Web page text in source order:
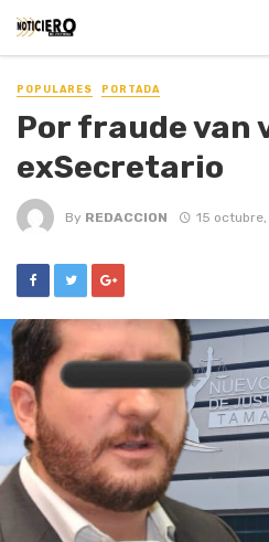
POPULARES PORTADA
Por fraude van
exSecretario
By REDACCION 15